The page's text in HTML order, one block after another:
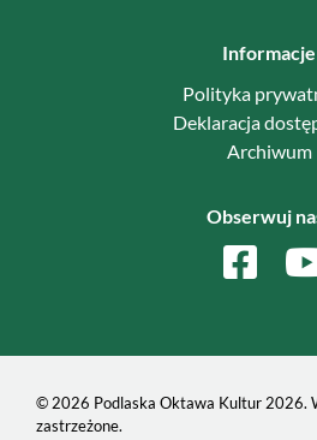
Informacje
Polityka
Deklaracja
Archiwum
Obserwuj
© 2026 Podlaska Oktawa Kultur 2026.
zastrzeżone.